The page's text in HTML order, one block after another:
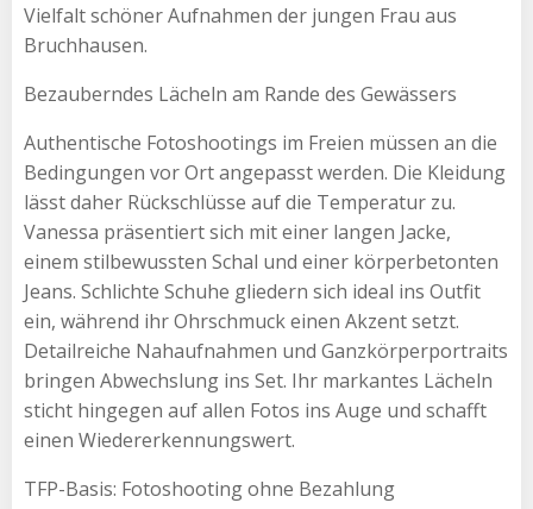
Vielfalt schöner Aufnahmen der jungen Frau aus
Bruchhausen.
Bezauberndes Lächeln am Rande des Gewässers
Authentische Fotoshootings im Freien müssen an die
Bedingungen vor Ort angepasst werden. Die Kleidung
lässt daher Rückschlüsse auf die Temperatur zu.
Vanessa präsentiert sich mit einer langen Jacke,
einem stilbewussten Schal und einer körperbetonten
Jeans. Schlichte Schuhe gliedern sich ideal ins Outfit
ein, während ihr Ohrschmuck einen Akzent setzt.
Detailreiche Nahaufnahmen und Ganzkörperportraits
bringen Abwechslung ins Set. Ihr markantes Lächeln
sticht hingegen auf allen Fotos ins Auge und schafft
einen Wiedererkennungswert.
TFP-Basis: Fotoshooting ohne Bezahlung